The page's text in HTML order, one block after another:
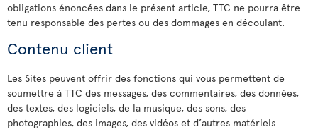
obligations énoncées dans le présent article, TTC ne pourra être
tenu responsable des pertes ou des dommages en découlant.
Contenu client
Les Sites peuvent offrir des fonctions qui vous permettent de
soumettre à TTC des messages, des commentaires, des données,
des textes, des logiciels, de la musique, des sons, des
photographies, des images, des vidéos et d’autres matériels